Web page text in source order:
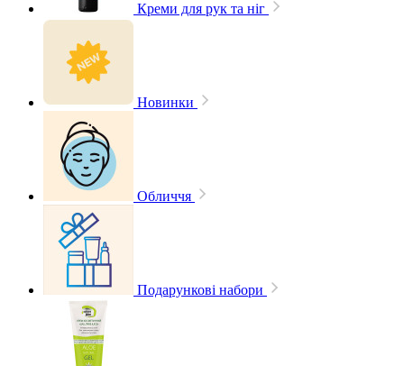
Креми для рук та ніг
Новинки
Обличчя
Подарункові набори